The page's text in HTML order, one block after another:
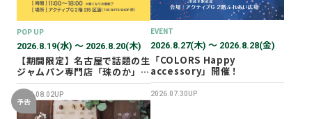
POP UP
2026.8.19(水) 〜 2026.8.20(木)
【期間限定】名古屋で話題の生
ジャムパン専門店「珠のか」
POP UP SHOP
2026.08.02UP
EVENT
2026.8.27(木) 〜 2026.8.28(金)
「COLORS Happy
accessory」開催！
2026.07.30UP
予告